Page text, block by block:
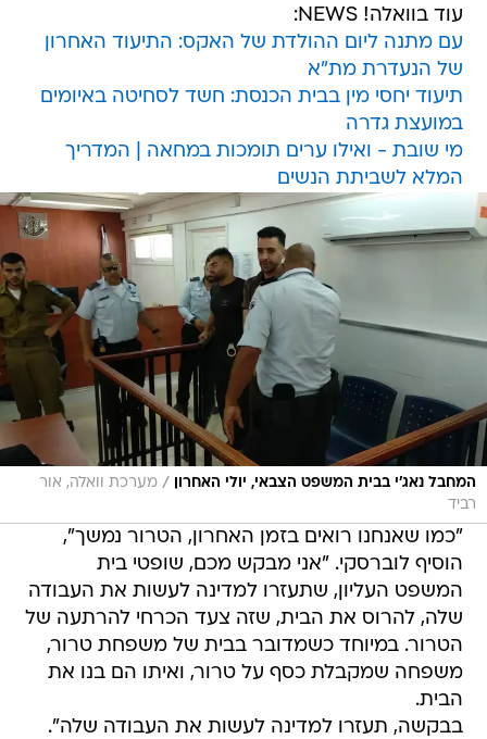
עוד בוואלה! NEWS:
עם מתנה ליום ההולדת של האקס: התיעוד האחרון
של הנעדרת מת"א
תיעוד יחסי מין בבית הכנסת: חשד לסחיטה באיומים
במועצת גדרה
מי שובת - ואילו ערים תומכות במחאה | המדריך
המלא לשביתת הנשים
המחבל נאג'י בבית המשפט הצבאי, יולי האחרון / מערכת וואלה, אור
רביד
"כמו שאנחנו רואים בזמן האחרון, הטרור נמשך",
הוסיף לוברסקי. "אני מבקש מכם, שופטי בית
המשפט העליון, שתעזרו למדינה לעשות את העבודה
שלה, להרוס את הבית, שזה צעד הכרחי להרתעה של
הטרור. במיוחד כשמדובר בבית של משפחת טרור,
משפחה שמקבלת כסף על טרור, ואיתו הם בנו את
הבית.
בבקשה, תעזרו למדינה לעשות את העבודה שלה".